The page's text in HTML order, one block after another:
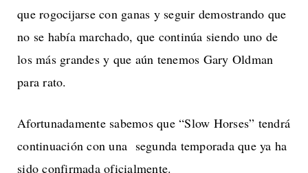
que rogocijarse con ganas y seguir demostrando que
no se había marchado, que continúa siendo uno de
los más grandes y que aún tenemos Gary Oldman
para rato.
Afortunadamente sabemos que “Slow Horses” tendrá
continuación con una segunda temporada que ya ha
sido confirmada oficialmente.